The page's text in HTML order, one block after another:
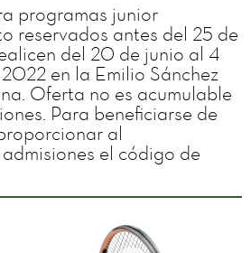
programas junior
reservados antes del 25 de
del 20 de junio al 4
en la Emilio Sánchez
Oferta no es acumulable
Para beneficiarse de
al
el código de